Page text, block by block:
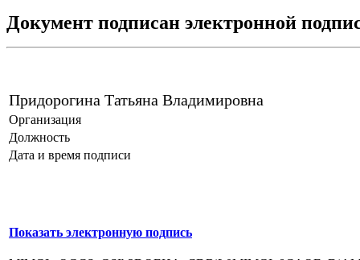
Документ подписан электронной
Придорогина Татьяна Владимировна
Организация
Должность
Дата и время подписи
Показать электронную подпись